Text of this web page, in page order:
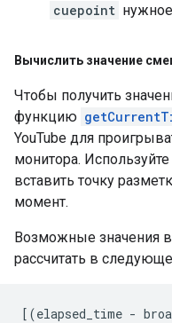
cuepoint
Вычислить значение
Чтобы получить
функцию
YouTube для
монитора.
вставить точку
момент.
Возможные значения
рассчитать в
[(elapsed_time -